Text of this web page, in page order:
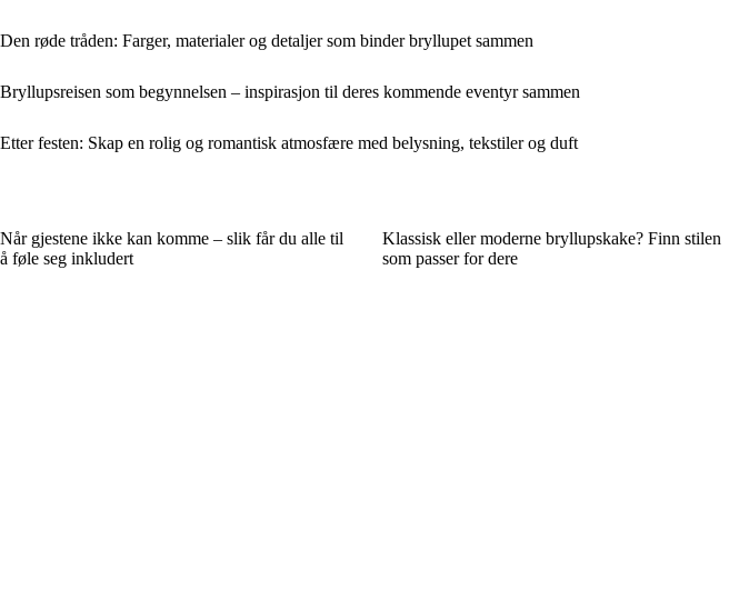
Den røde tråden: Farger, materialer og detaljer som binder bryllupet sammen
Bryllupsreisen som begynnelsen – inspirasjon til deres kommende eventyr sammen
Etter festen: Skap en rolig og romantisk atmosfære med belysning, tekstiler og duft
Når gjestene ikke kan komme – slik får du alle til
å føle seg inkludert
Klassisk eller moderne bryllupskake? Finn stilen
som passer for dere